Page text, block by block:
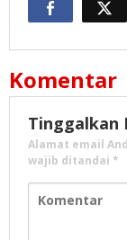
Komentar
Tinggalkan
Alamat email
wajib ditandai *